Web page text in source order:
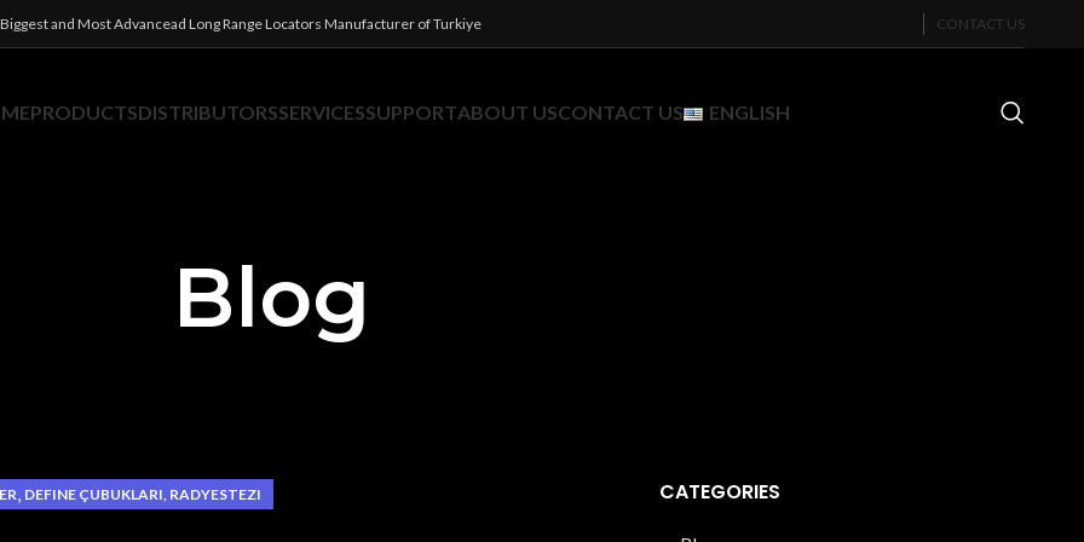
and Most Advancead Long Range Locators Manufacturer of Turkiye CONTACT US
PRODUCTSDISTRIBUTORSSERVICESSUPPORTABOUT USCONTACT US ENGLISH
Blog
, DEFINE ÇUBUKLARI, RADYESTEZI CATEGORIES